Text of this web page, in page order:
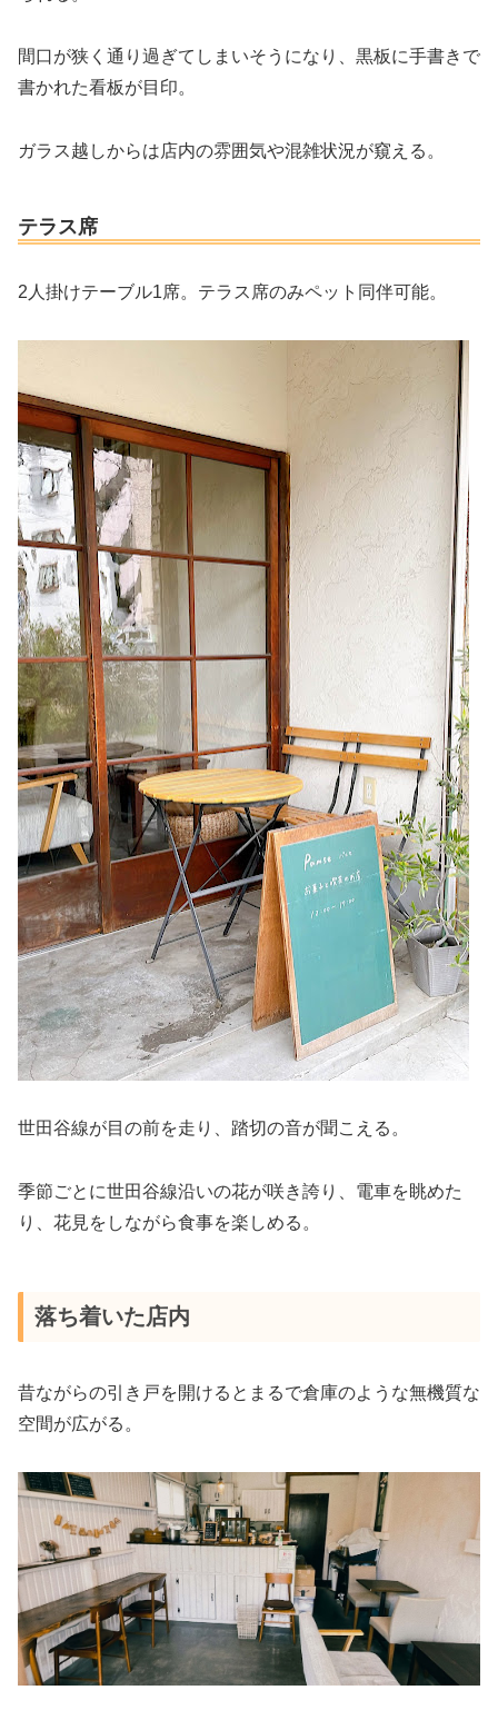
間口が狭く通り過ぎてしまいそうになり、黒板に手書きで
書かれた看板が目印。
ガラス越しからは店内の雰囲気や混雑状況が窺える。
テラス席
2人掛けテーブル1席。テラス席のみペット同伴可能。
世田谷線が目の前を走り、踏切の音が聞こえる。
季節ごとに世田谷線沿いの花が咲き誇り、電車を眺めた
り、花見をしながら食事を楽しめる。
落ち着いた店内
昔ながらの引き戸を開けるとまるで倉庫のような無機質な
空間が広がる。